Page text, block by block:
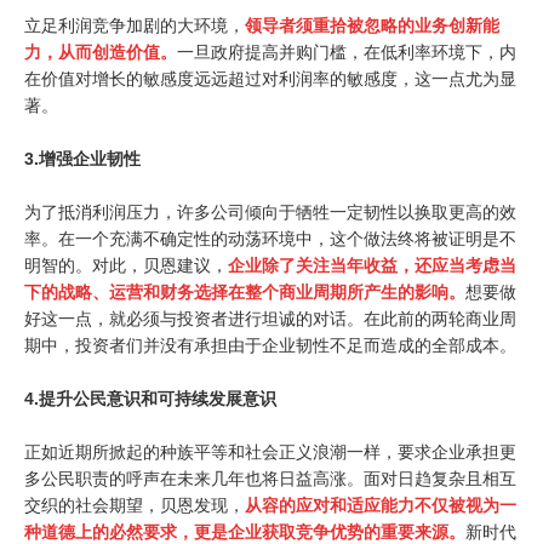
立足利润竞争加剧的大环境， 领导者须重拾被忽略的业务创新能
力，从而创造价值。 一旦政府提高并购门槛，在低利率环境下，内
在价值对增长的敏感度远远超过对利润率的敏感度，这一点尤为显
著。
3.增强企业韧性
为了抵消利润压力，许多公司倾向于牺牲一定韧性以换取更高的效
率。在一个充满不确定性的动荡环境中，这个做法终将被证明是不
明智的。对此，贝恩建议， 企业除了关注当年收益，还应当考虑当
下的战略、运营和财务选择在整个商业周期所产生的影响。 想要做
好这一点，就必须与投资者进行坦诚的对话。在此前的两轮商业周
期中，投资者们并没有承担由于企业韧性不足而造成的全部成本。
4.提升公民意识和可持续发展意识
正如近期所掀起的种族平等和社会正义浪潮一样，要求企业承担更
多公民职责的呼声在未来几年也将日益高涨。面对日趋复杂且相互
交织的社会期望，贝恩发现， 从容的应对和适应能力不仅被视为一
种道德上的必然要求，更是企业获取竞争优势的重要来源。 新时代